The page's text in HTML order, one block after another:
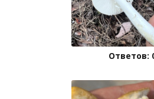
Ответов: